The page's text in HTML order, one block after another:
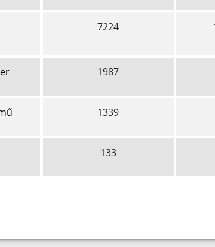
7224
1987
1339
133